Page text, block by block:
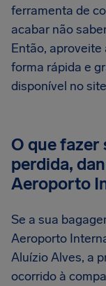
ferramenta de
acabar não
Então, aproveite
forma rápida e
disponível no
O que fazer
perdida,
Aeroporto
Se a sua
Aeroporto
Aluízio Alves, a
ocorrido à